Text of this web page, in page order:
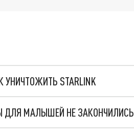
STARLINK
ДЛЯ МАЛЫШЕЙ НЕ ЗАКОНЧИЛИСЬ